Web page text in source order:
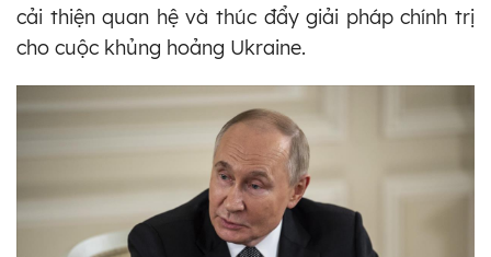
cải thiện quan hệ và thúc đẩy giải pháp chính trị
cho cuộc khủng hoảng Ukraine.